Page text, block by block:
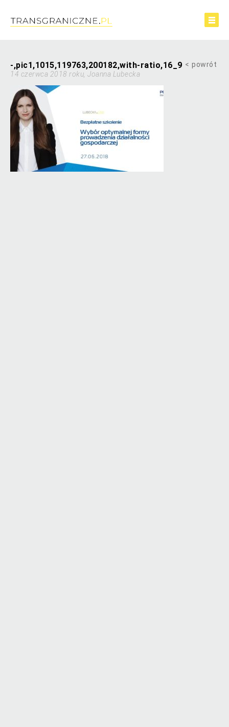
-,pic1,1015,119763,200182,with-ratio,16_9
powrót
14 czerwca 2018 roku, Joanna Lubecka